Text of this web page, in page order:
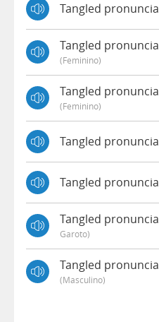
Tangled
Tangled
(feminino)
Tangled
(feminino)
Tangled
Tangled
Tangled
Garoto)
Tangled
(masculino)